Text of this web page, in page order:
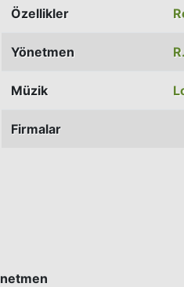
Özellikler
Yönetmen
Müzik
Firmalar